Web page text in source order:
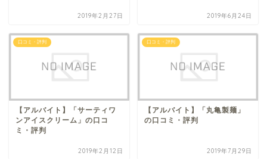
2019年2月27日 2019年6月24日
口コミ・評判
【アルバイト】「サーティワ
ンアイスクリーム」の口コ
ミ・評判
2019年2月12日
口コミ・評判
【アルバイト】「丸亀製麺」
の口コミ・評判
2019年7月29日